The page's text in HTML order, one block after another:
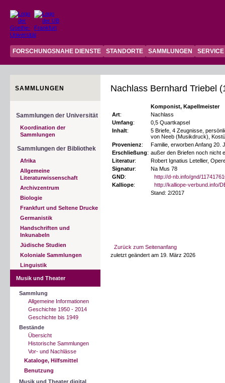
FORSCHUNGSNAHE DIENSTE STANDORTE SAMMLUNGEN SERVICE
SAMMLUNGEN
Sammlungen der Universität
Koordination der
Sammlungen
Sammlungen der Bibliothek
Afrika
Allgemeine
Literaturwissenschaft
Archivzentrum
Biologie
Frankfurt und Seltene Drucke
Germanistik
Handschriften und
Inkunabeln
Jüdische Studien
Koloniale Sammlungen
Linguistik
Musik und Theater
Sammlung
Allgemeine Informationen
Geschichte 1950 - 2014
Geschichte bis 1949
Bestände
Übersicht
Historische Sammlungen
Vor- und Nachlässe
Kataloge, Hilfsmittel
Benutzung
Musik und Theater digital
Nachlass Bernhard Triebel
Komponist, Kapellmeister
Art:
Nachlass
Umfang:
0,5 Quartkapsel
Inhalt:
5 Briefe, 4 Zeugnisse,
von Neeb (Musikdruck),
Provenienz:
Familie, erworben Anfang 20.
Erschließung: außer den Briefen noch nicht
Literatur:
Robert Ignatius Letellier,
Signatur:
Na Mus 78
GND:
http://d-nb.info/gnd/
Kalliope:
http://kalliope-verbund.info/
Stand: 2/2017
Zurück zum Seitenanfang
zuletzt geändert am 19. März 2026